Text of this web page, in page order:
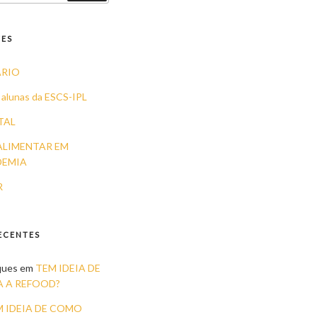
da ESCS-IPL
EM
em TEM IDEIA DE
A REFOOD?
IDEIA DE COMO